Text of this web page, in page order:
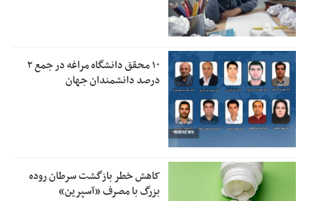
۱۰ محقق دانشگاه مراغه در جمع ۲
درصد دانشمندان جهان
کاهش خطر بازگشت سرطان روده
بزرگ با مصرف «آسپرین»